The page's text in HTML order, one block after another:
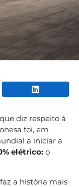
WhatsApp
diz respeito à
foi, em
a iniciar a
elétrico: o
a história mais